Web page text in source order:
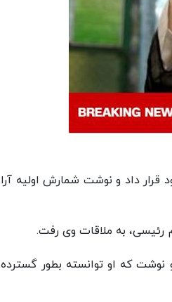
قرار داد و نوشت شمارش اولیه آرا
رئیسی، به ملاقات وی رفت.
نوشت که او توانسته بطور گسترده